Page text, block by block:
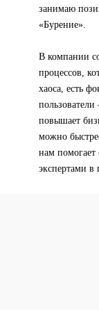
занимаю
«Бурение».
В компании
процессов,
хаоса, есть
повышает
можно
нам помогает
экспертами в